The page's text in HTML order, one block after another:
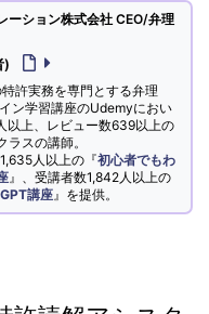
ーション株式会社 CEO/弁理
)
許実務を専門とする弁理
ン学習講座のUdemyにおい
以上、レビュー数639以上の
スの講師。
人以上の『初心者でもわ
』、受講者数1,842人以上の
講座 』を提供。